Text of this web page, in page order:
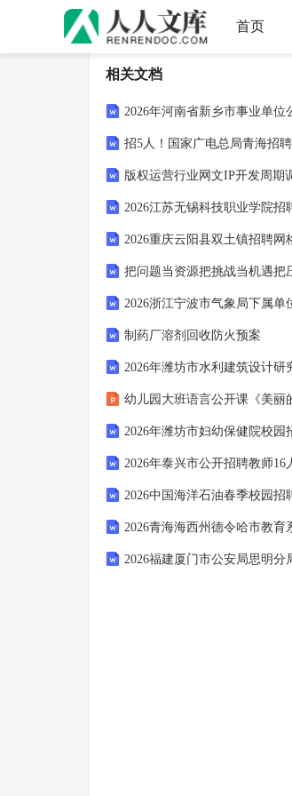
首页
相关文档
制药厂溶剂回收防火预案